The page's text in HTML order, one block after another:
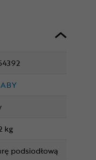
kg
podsiodłową